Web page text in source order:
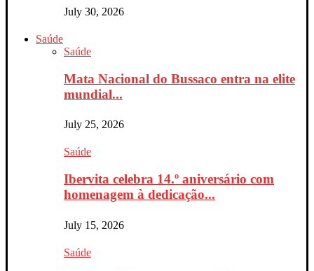
July 30, 2026
Saúde
Saúde
Mata Nacional do Bussaco entra na elite
mundial...
July 25, 2026
Saúde
Ibervita celebra 14.º aniversário com
homenagem à dedicação...
July 15, 2026
Saúde